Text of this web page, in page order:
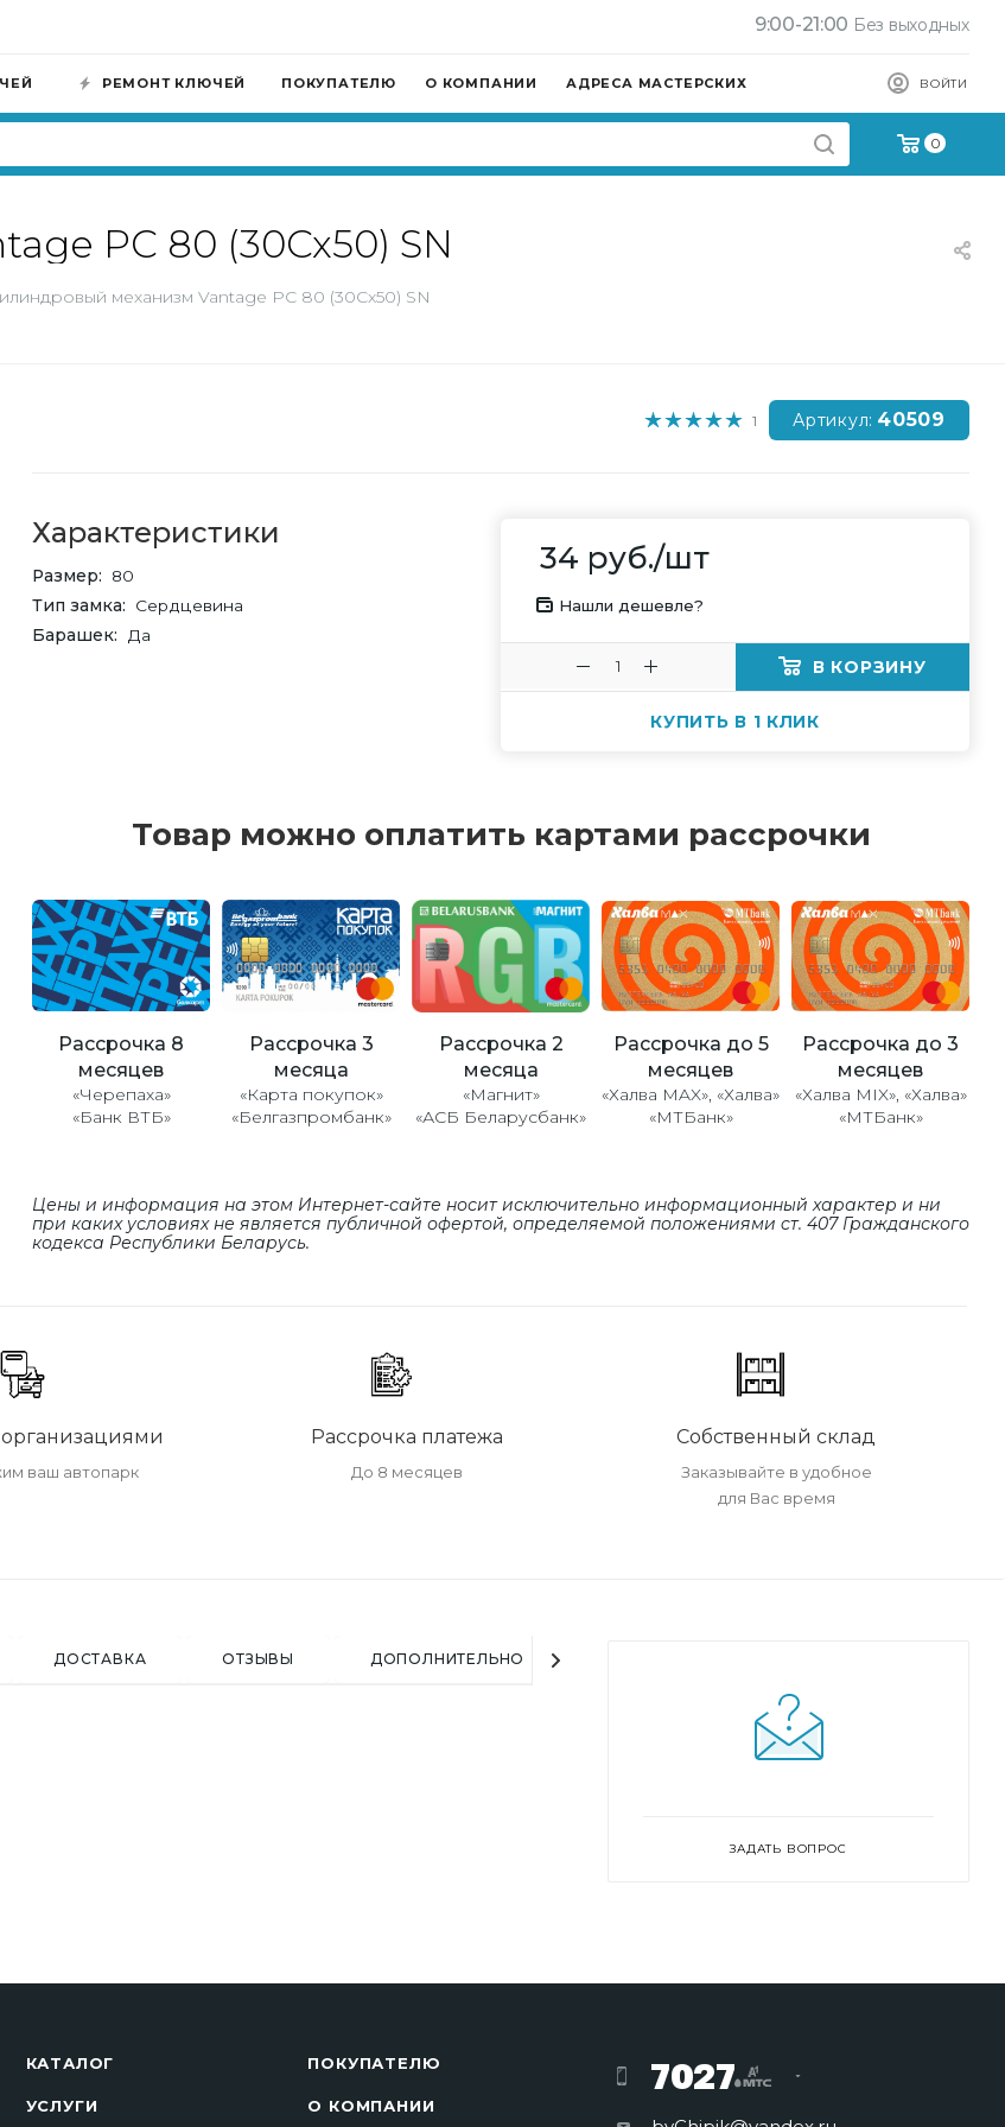
9:00-21:00 Без выходных
ВОЙТИ
РЕМОНТ КЛЮЧЕЙ ПОКУПАТЕЛЮ О КОМПАНИИ АДРЕСА МАСТЕРСКИХ
0
PC 80 (30Cx50) SN
механизм Vantage PC 80 (30Cx50) SN
1 Артикул: 40509
Характеристики
Размер
80
Тип замка
Сердцевина
Барашек
Да
34 руб./шт
Нашли дешевле?
В КОРЗИНУ
КУПИТЬ В 1 КЛИК
Товар можно оплатить картами рассрочки
Рассрочка 8
месяцев
«Черепаха»
«Банк ВТБ»
Рассрочка 3
месяца
«Карта покупок»
«Белгазпромбанк»
Рассрочка 2
месяца
«Магнит»
«АСБ Беларусбанк»
Рассрочка до 5
месяцев
«Халва MAX», «Халва»
«МТБанк»
Рассрочка до 3
месяцев
«Халва MIX», «Халва»
«МТБанк»
Цены и информация на этом Интернет-сайте носит исключительно информационный характер и ни
при каких условиях не является публичной офертой, определяемой положениями cт. 407 Гражданского
кодекса Республики Беларусь.
организациями
ваш автопарк
Рассрочка платежа
До 8 месяцев
Собственный склад
Заказывайте в удобное
для Вас время
ДОСТАВКА ОТЗЫВЫ ДОПОЛНИТЕЛЬНО
ЗАДАТЬ ВОПРОС
КАТАЛОГ
УСЛУГИ
ПОКУПАТЕЛЮ
О КОМПАНИИ
7027